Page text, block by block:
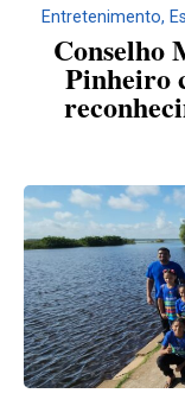
Entretenimento,
Conselho
Pinheiro